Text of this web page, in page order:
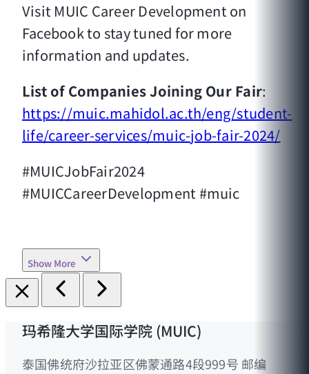
Visit MUIC Career Development on
Facebook to stay tuned for more
information and updates.
List of Companies Joining Our Fair:
https://muic.mahidol.ac.th/eng/student-
life/career-services/muic-job-fair-2024/
#MUICJobFair2024
#MUICCareerDevelopment #muic
Show More
玛希隆大学国际学院 (MUIC)
泰国佛统府沙拉亚区佛蒙通路4段999号 邮编